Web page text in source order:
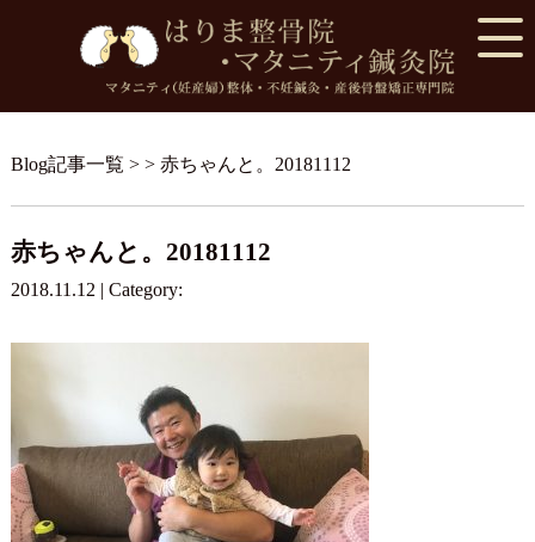
Blog記事一覧 > > 赤ちゃんと。20181112
赤ちゃんと。20181112
2018.11.12 | Category: